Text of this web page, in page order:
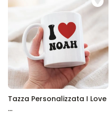
Tazza Personalizzata I Love
...